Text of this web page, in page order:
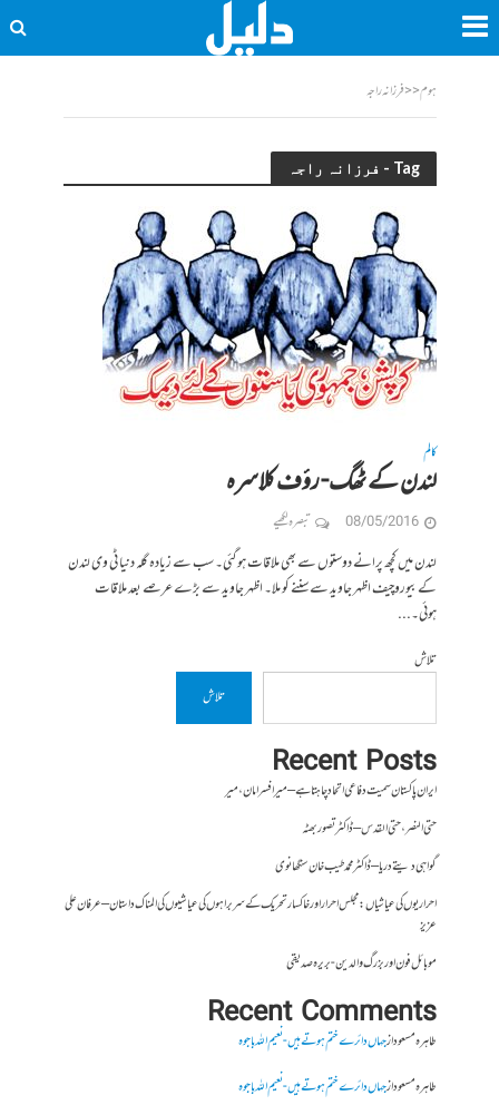
ہوم<<فرزانہ راجہ
Tag - فرزانہ راجہ
کالم
لندن کے ٹھگ- رؤف کلاسرہ
08/05/2016 تبصرہ لکھیے
لندن میں کچھ پرانے دوستوں سے بھی ملاقات ہو گئی۔ سب سے زیادہ گلہ دنیا ٹی وی لندن
کے بیوروچیف اظہر جاوید سے سننے کو ملا۔ اظہر جاوید سے بڑے عرصے بعد ملاقات
ہوئی۔...
تلاش
تلاش
Recent Posts
ایران پاکستان سمیت دفاعی اتحاد چاہتا ہے – میر افسر امان،میر
حتی النصر ، حتی القدس – ڈاکٹر تصور بھٹہ
گواہی دیتے دریا – ڈاکٹر محمد طیب خان سنگھانوی
احراریوں کی عیاشیاں : مجلس احرار اور خاکسار تحریک کے سربراہوں کی عیاشیوں کی المناک داستان – عرفان علی
عزیز
موبائل فون اور بزرگ والدین- بریرہ صدیقی
Recent Comments
طاہرہ مسعودازجہاں دائرے ختم ہوتے ہیں- نعیم اللہ باجوہ
طاہرہ مسعودازجہاں دائرے ختم ہوتے ہیں- نعیم اللہ باجوہ